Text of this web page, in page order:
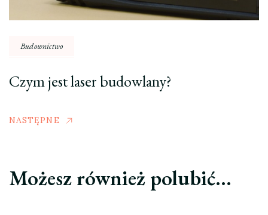
Budownictwo
Czym jest laser budowlany?
NASTĘPNE
Możesz również polubić…